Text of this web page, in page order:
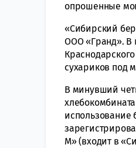
опрошенные
«Сибирский
ООО «Гранд». В
сухариков под
В минувший
использование
М» (входит в